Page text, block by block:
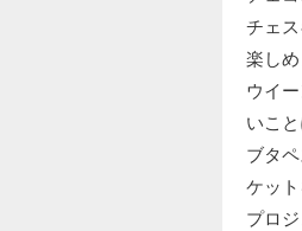
チェ
楽しめ
ウイ
いこ
ブタ
ケッ
プロ